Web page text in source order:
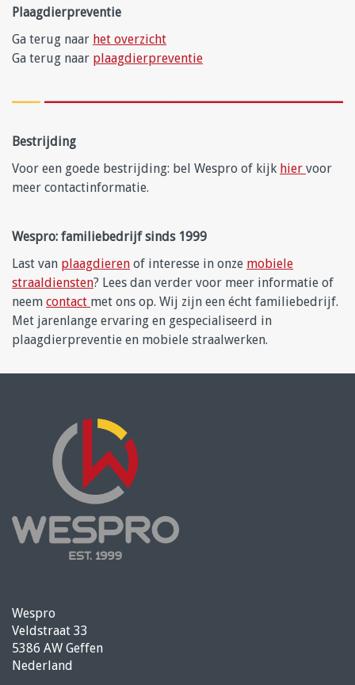
Plaagdierpreventie
Ga terug naar het overzicht
Ga terug naar plaagdierpreventie
Bestrijding
Voor een goede bestrijding: bel Wespro of kijk hier voor
meer contactinformatie.
Wespro: familiebedrijf sinds 1999
Last van plaagdieren of interesse in onze mobiele
straaldiensten? Lees dan verder voor meer informatie of
neem contact met ons op. Wij zijn een écht familiebedrijf.
Met jarenlange ervaring en gespecialiseerd in
plaagdierpreventie en mobiele straalwerken.
Wespro
Veldstraat 33
5386 AW Geffen
Nederland